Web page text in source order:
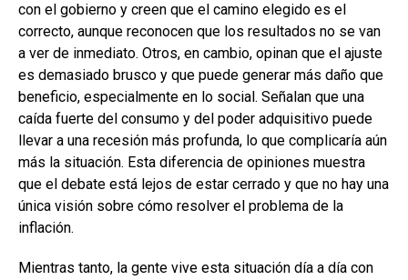
con el gobierno y creen que el camino elegido es el
correcto, aunque reconocen que los resultados no se van
a ver de inmediato. Otros, en cambio, opinan que el ajuste
es demasiado brusco y que puede generar más daño que
beneficio, especialmente en lo social. Señalan que una
caída fuerte del consumo y del poder adquisitivo puede
llevar a una recesión más profunda, lo que complicaría aún
más la situación. Esta diferencia de opiniones muestra
que el debate está lejos de estar cerrado y que no hay una
única visión sobre cómo resolver el problema de la
inflación.
Mientras tanto, la gente vive esta situación día a día con